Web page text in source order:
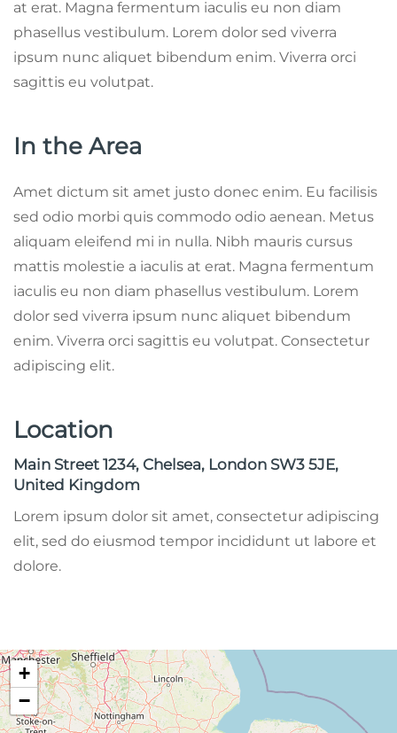
at erat. Magna fermentum iaculis eu non diam
phasellus vestibulum. Lorem dolor sed viverra
ipsum nunc aliquet bibendum enim. Viverra orci
sagittis eu volutpat.
In the Area
Amet dictum sit amet justo donec enim. Eu facilisis
sed odio morbi quis commodo odio aenean. Metus
aliquam eleifend mi in nulla. Nibh mauris cursus
mattis molestie a iaculis at erat. Magna fermentum
iaculis eu non diam phasellus vestibulum. Lorem
dolor sed viverra ipsum nunc aliquet bibendum
enim. Viverra orci sagittis eu volutpat. Consectetur
adipiscing elit.
Location
Main Street 1234, Chelsea, London SW3 5JE,
United Kingdom
Lorem ipsum dolor sit amet, consectetur adipiscing
elit, sed do eiusmod tempor incididunt ut labore et
dolore.
+
−